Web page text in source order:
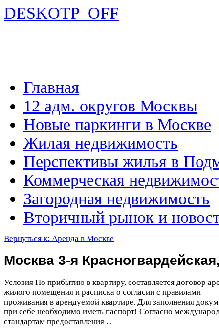
DESKOTP_OFF
Главная
12 адм. округов Москвы
Новые паркинги в Москве
Жилая недвижимость
Перспективы жилья в
Коммерческая
Загородная недвижимость
Вторичный рынок и
Вернуться к: Аренда в Москве
Москва 3-я
Условия По прибытию в квартиру, составляется договор
жилого помещения и расписка о согласии с правилами
проживания в арендуемой квартире. Для заполнения
при себе необходимо иметь паспорт! Согласно
стандартам предоставления ...